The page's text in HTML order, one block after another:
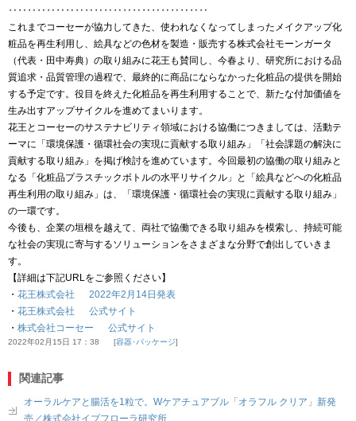
‥‥‥‥‥‥‥‥‥‥‥‥‥‥‥‥‥‥‥‥‥
これまでコーセーが協力してきた、使われなくなってしまったメイクアップ化
粧品を再生利用し、絵具などの色材を製造・販売する株式会社モーンガータ
（代表・田中寿典）の取り組みに花王も賛同し、今春より、研究所における品
質追求・品質管理の過程で、最終的に商品にならなかった化粧品の提供を開始
する予定です。役目を終えた化粧品を再生利用することで、新たな付加価値を
生み出すアップサイクルを進めてまいります。
花王とコーセーのサステナビリティ領域における協働につきましては、活動テ
ーマに「環境保護・循環社会の実現に貢献する取り組み」「社会課題の解決に
貢献する取り組み」を掲げ検討を進めています。今回最初の協働の取り組みと
なる「化粧品プラスチックボトルの水平リサイクル」と「絵具などへの化粧品
再生利用の取り組み」は、「環境保護・循環社会の実現に貢献する取り組み」
の一環です。
今後も、企業の垣根を越えて、両社で協働できる取り組みを模索し、持続可能
な社会の実現に寄与するソリューションをさまざまな分野で創出していきま
す。
【詳細は下記URLをご参照ください】
・ 花王株式会社 2022年2月14日発表
・ 花王株式会社 公式サイト
・ 株式会社コーセー 公式サイト
2022年02月15日 17：38 容器･パッケージ
関連記事
オーラルケアと腸活を1粒で。Wケアチュアブル「オラフル クリア」新発
売／株式会社イブフローラ研究所